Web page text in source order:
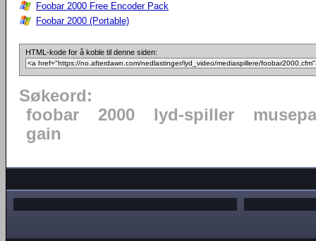
Foobar 2000 Free Encoder Pack
Foobar 2000 (Portable)
HTML-kode for å koble til denne siden:
Søkeord:
foobar
2000 lyd-spiller
gain